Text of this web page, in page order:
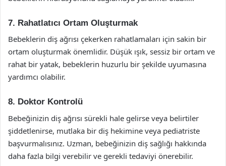
7. Rahatlatıcı Ortam Oluşturmak
Bebeklerin diş ağrısı çekerken rahatlamaları için sakin bir
ortam oluşturmak önemlidir. Düşük ışık, sessiz bir ortam ve
rahat bir yatak, bebeklerin huzurlu bir şekilde uyumasına
yardımcı olabilir.
8. Doktor Kontrolü
Bebeğinizin diş ağrısı sürekli hale gelirse veya belirtiler
şiddetlenirse, mutlaka bir diş hekimine veya pediatriste
başvurmalısınız. Uzman, bebeğinizin diş sağlığı hakkında
daha fazla bilgi verebilir ve gerekli tedaviyi önerebilir.